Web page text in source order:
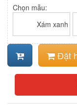
Chọn mẫu:
Xám xanh
Đặt